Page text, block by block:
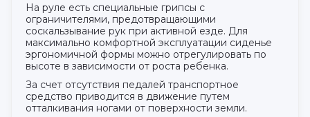
На руле есть специальные грипсы с
ограничителями, предотвращающими
соскальзывание рук при активной езде. Для
максимально комфортной эксплуатации сиденье
эргономичной формы можно отрегулировать по
высоте в зависимости от роста ребенка.
За счет отсутствия педалей транспортное
средство приводится в движение путем
отталкивания ногами от поверхности земли.